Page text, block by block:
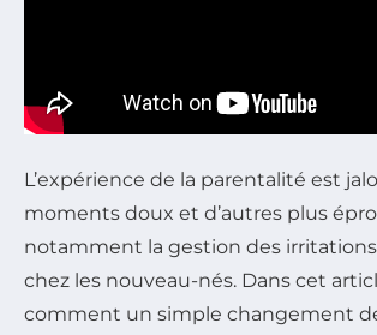
L’expérience de la parentalité est
moments doux et d’autres plus
notamment la gestion des
chez les nouveau-nés. Dans cet
comment un simple changement